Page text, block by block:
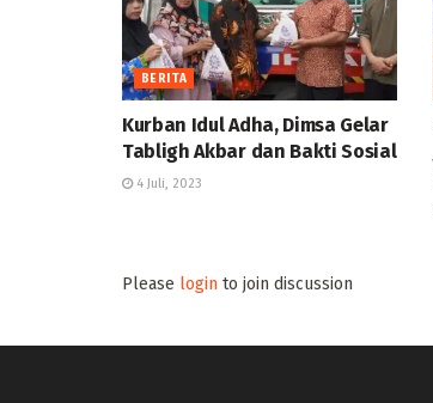
BERITA
Kurban Idul Adha, Dimsa Gelar
Tabligh Akbar dan Bakti Sosial
4 Juli, 2023
Please login to join discussion